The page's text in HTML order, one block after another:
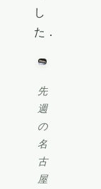
し
た．
先
週
の
名
古
屋